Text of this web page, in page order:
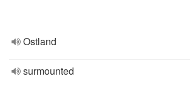
Ostland
surmounted